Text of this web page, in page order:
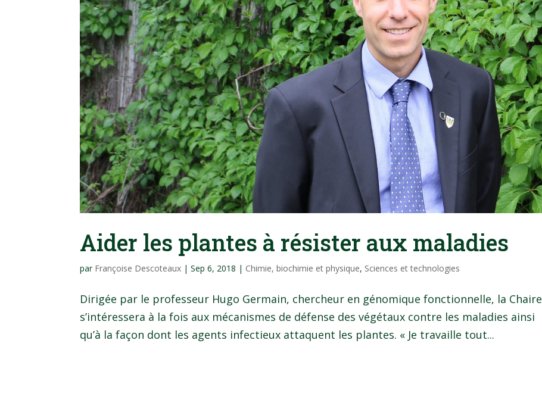
Aider les plantes à résister aux maladies
par Françoise Descoteaux |Sep 6, 2018 | Chimie, biochimie et physique, Sciences et technologies
Dirigée par le professeur Hugo Germain, chercheur en génomique fonctionnelle, la Chaire
s’intéressera à la fois aux mécanismes de défense des végétaux contre les maladies ainsi
qu’à la façon dont les agents infectieux attaquent les plantes. « Je travaille tout...